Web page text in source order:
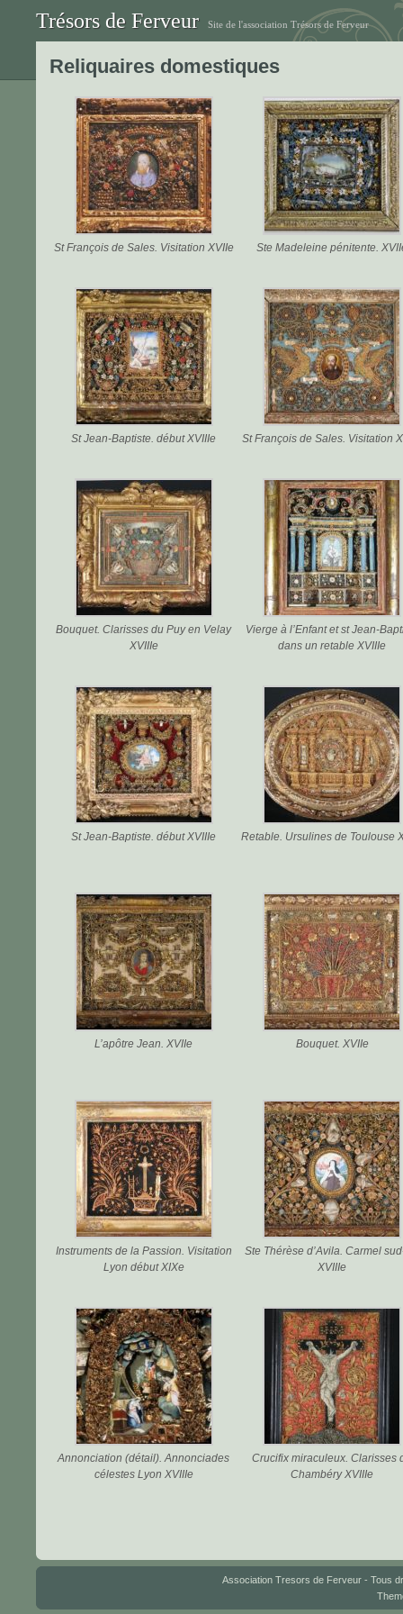
Trésors de Ferveur Site de l'association Trésors de Ferveur
Reliquaires domestiques
St François de Sales. Visitation XVIIe Ste Madeleine pénitente.
St Jean-Baptiste. début XVIIIe St François de Sales. Visitation
Bouquet. Clarisses du Puy en Velay
XVIIIe
Vierge à l’Enfant et st Jean-
dans un retable XVIIIe
St Jean-Baptiste. début XVIIIe Retable. Ursulines de Toulouse
L’apôtre Jean. XVIIe Bouquet. XVIIe
Instruments de la Passion. Visitation
Lyon début XIXe
Ste Thérèse d’Avila. Carmel
XVIIIe
Annonciation (détail). Annonciades
célestes Lyon XVIIIe
Crucifix miraculeux. Clarisses
Chambéry XVIIIe
Association Tresors de Ferveur - Tous